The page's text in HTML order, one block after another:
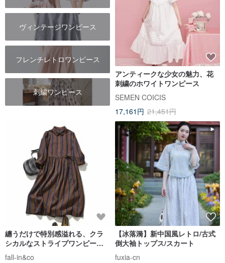
ヴィンテージワンピース
フレンチレトロワンピース
刺繍ワンピース
アンティークな少女の魅力、花
刺繍のホワイトワンピース
SEMEN COICIS
17,161円 21,451円
纏うだけで特別感溢れる、クラ
シカルなストライプワンピー
ス 長袖ワンピース 24A03-1
fall-in&co
【冰落漪】新中国風レトロ/古式
倒大袖トップス/スカート
fuxia-cn